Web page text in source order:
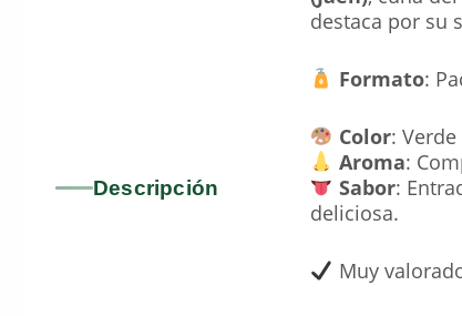
Descripción
destaca por su
Formato:
Color:
Aroma:
Sabor:
deliciosa.
Muy